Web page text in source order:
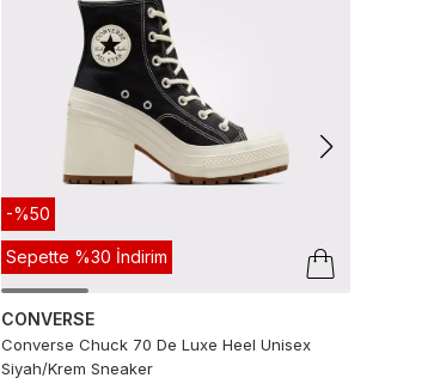
-%50
Sepette %30 İndirim
CONVERSE
Converse Chuck 70 De Luxe Heel Unisex
Siyah/Krem Sneaker